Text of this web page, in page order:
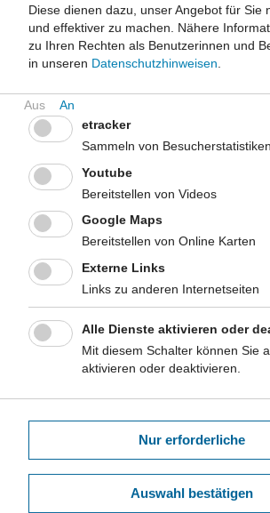
Diese dienen dazu, unser Angebot für Sie
und effektiver zu machen.
Nähere
zu Ihren Rechten als Benutzerinnen und
in unseren Datenschutzhinweisen
etracker
Sammeln von
Youtube
Bereitstellen von Videos
Google Maps
Bereitstellen von Online Karten
Externe Links
Links zu anderen Internetseiten
Alle Dienste aktivieren oder
Mit diesem Schalter können Sie
aktivieren oder deaktivieren.
Nur erforderliche
Auswahl bestätigen